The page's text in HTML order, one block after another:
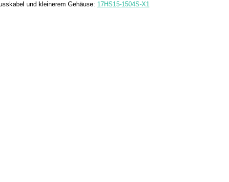
und kleinerem Gehäuse: 17HS15-1504S-X1